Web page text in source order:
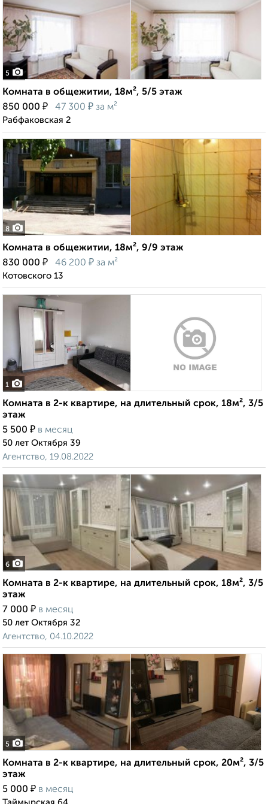
5
Комната в общежитии, 18м², 5/5 этаж
850 000 ₽ 47 300 ₽ за м²
Рабфаковская 2
8
Комната в общежитии, 18м², 9/9 этаж
830 000 ₽ 46 200 ₽ за м²
Котовского 13
1
Комната в 2-к квартире, на длительный срок, 18м², 3/5
этаж
5 500 ₽ в месяц
50 лет Октября 39
Агентство, 19.08.2022
6
Комната в 2-к квартире, на длительный срок, 18м², 3/5
этаж
7 000 ₽ в месяц
50 лет Октября 32
Агентство, 04.10.2022
5
Комната в 2-к квартире, на длительный срок, 20м², 3/5
этаж
5 000 ₽ в месяц